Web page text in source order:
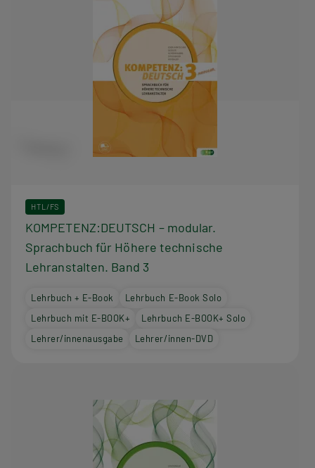
HTL/FS
KOMPETENZ:DEUTSCH – modular.
Sprachbuch für Höhere technische
Lehranstalten. Band 3
Lehrbuch + E-Book
Lehrbuch E-Book Solo
Lehrbuch mit E-BOOK+
Lehrbuch E-BOOK+ Solo
Lehrer/innenausgabe
Lehrer/innen-DVD